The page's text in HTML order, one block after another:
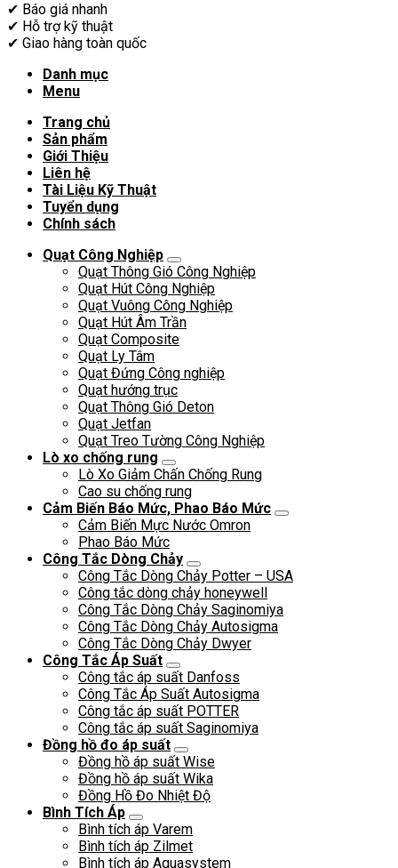
✔ Báo giá nhanh
✔ Hỗ trợ kỹ thuật
✔ Giao hàng toàn quốc
Danh mục
Menu
Trang chủ
Sản phẩm
Giới Thiệu
Liên hệ
Tài Liệu Kỹ Thuật
Tuyển dụng
Chính sách
Quạt Công Nghiệp
Quạt Thông Gió Công Nghiệp
Quạt Hút Công Nghiệp
Quạt Vuông Công Nghiệp
Quạt Hút Âm Trần
Quạt Composite
Quạt Ly Tâm
Quạt Đứng Công nghiệp
Quạt hướng trục
Quạt Thông Gió Deton
Quạt Jetfan
Quạt Treo Tường Công Nghiệp
Lò xo chống rung
Lò Xo Giảm Chấn Chống Rung
Cao su chống rung
Cảm Biến Báo Mức, Phao Báo Mức
Cảm Biến Mực Nước Omron
Phao Báo Mức
Công Tắc Dòng Chảy
Công Tắc Dòng Chảy Potter – USA
Công tắc dòng chảy honeywell
Công Tắc Dòng Chảy Saginomiya
Công Tắc Dòng Chảy Autosigma
Công Tắc Dòng Chảy Dwyer
Công Tắc Áp Suất
Công tắc áp suất Danfoss
Công Tắc Áp Suất Autosigma
Công tắc áp suất POTTER
Công tắc áp suất Saginomiya
Đồng hồ đo áp suất
Đồng hồ áp suất Wise
Đồng hồ áp suất Wika
Đồng Hồ Đo Nhiệt Độ
Bình Tích Áp
Bình tích áp Varem
Bình tích áp Zilmet
Bình tích áp Aquasystem